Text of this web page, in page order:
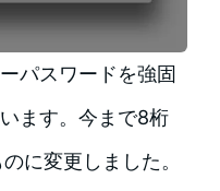
パスワードを強固
ます。今まで8桁
に変更しました。